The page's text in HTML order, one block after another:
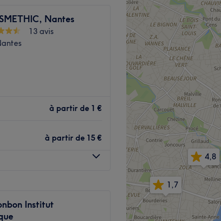
un institut moderne où
visage, les soins du
Voir le salon
situé à Nantes,un
votre confort , non loin de
Nantes
13 avis
à partir de 1 €
à partir de 15 €
Institut
4,8
1,7